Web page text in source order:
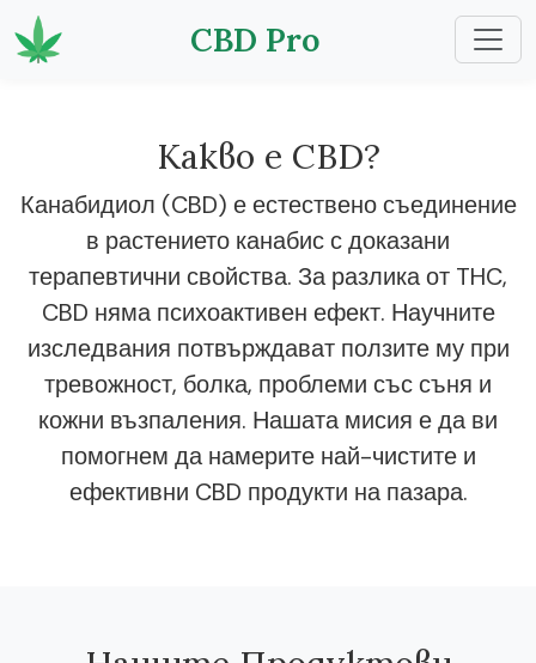
CBD Pro
Какво е CBD?
Канабидиол (CBD) е естествено съединение
в растението канабис с доказани
терапевтични свойства. За разлика от THC,
CBD няма психоактивен ефект. Научните
изследвания потвърждават ползите му при
тревожност, болка, проблеми със съня и
кожни възпаления. Нашата мисия е да ви
помогнем да намерите най-чистите и
ефективни CBD продукти на пазара.